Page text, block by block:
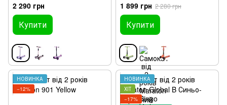
2 290 грн
Купити
1 899 грн 2 280 грн
Купити
НОВИНКА
−12%
НОВИНКА
ХІТ
−17%